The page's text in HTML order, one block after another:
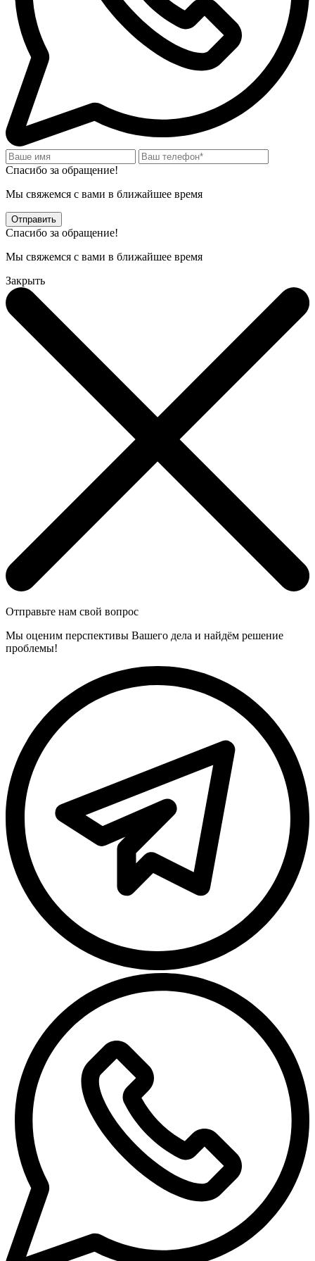
Спасибо за обращение!
Мы свяжемся с вами в ближайшее время
Отправить
Спасибо за обращение!
Мы свяжемся с вами в ближайшее время
Закрыть
Отправьте нам свой вопрос
Мы оценим перспективы Вашего дела и найдём решение
проблемы!